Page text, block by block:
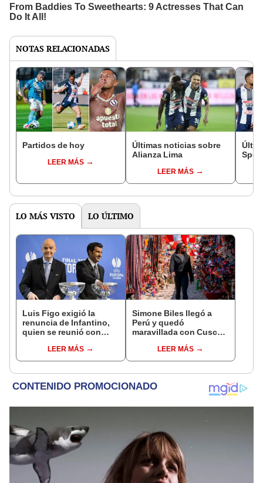
NOTAS RELACIONADAS
Partidos de hoy
LEER MÁS
Últimas noticias sobre
Alianza Lima
LEER MÁS
LO MÁS VISTO LO ÚLTIMO
Luis Figo exigió la
renuncia de Infantino,
quien se reunió con
en Marruecos
LEER MÁS
Simone Biles llegó a
Perú y quedó
maravillada con Cusco:
lo hermoso que es este
país"
LEER MÁS